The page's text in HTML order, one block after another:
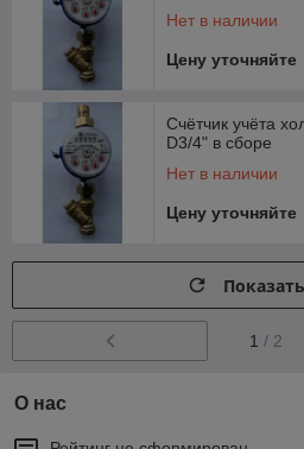
Нет в наличии
Цену уточняйте
Счётчик учёта
D3/4" в сборе
Нет в наличии
Цену уточняйте
1 / 2
О нас